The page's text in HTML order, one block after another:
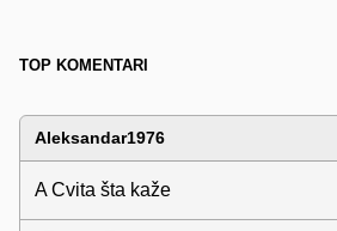
TOP KOMENTARI
Aleksandar1976
A Cvita šta kaže